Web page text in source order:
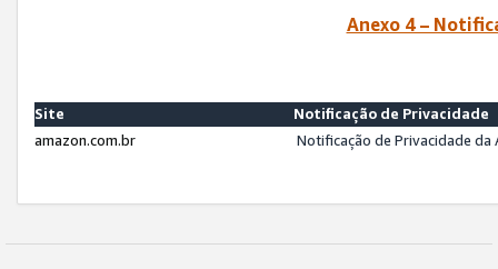
Anexo 4 –
Site
Notificação de Privacidade
amazon.com.br
Notificação de Privacidade